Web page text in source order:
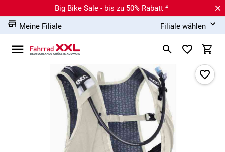
Big Bike Sale - bis zu 50% Rabatt ⁴
Meine Filiale
Filiale wählen